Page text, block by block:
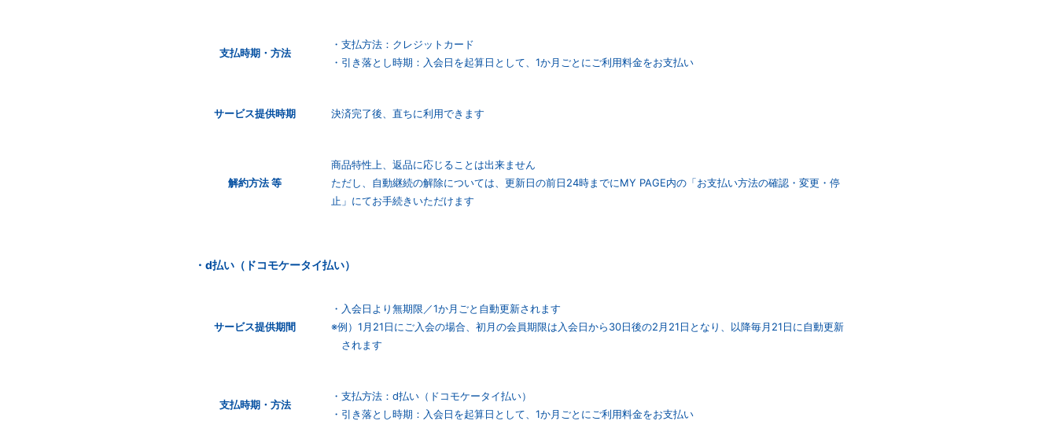
支払時期・ 方法
・支払方法：クレジットカード
・引き落とし時期：入会日を起算日として、1か月ごとにご利用料金をお支払い
サービス提供時期 決済完了後、直ちに利用できます
解約方法 等
商品特性上、返品に応じることは出来ません
ただし、自動継続の解除については、更新日の前日24時までにMY PAGE内の「お支払い方法の確認・変更・停
止」にてお手続きいただけます
・d払い（ドコモケータイ払い）
サービス提供期間
・入会日より無期限／1か月ごと自動更新されます
※例）1月21日にご入会の場合、初月の会員期限は入会日から30日後の2月21日となり、以降毎月21日に自動更新
されます
支払時期・ 方法
・支払方法：d払い（ドコモケータイ払い）
・引き落とし時期：入会日を起算日として、1か月ごとにご利用料金をお支払い